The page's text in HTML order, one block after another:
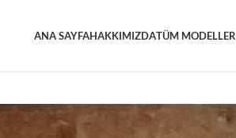
ANA SAYFAHAKKIMIZDATÜM MODELLER